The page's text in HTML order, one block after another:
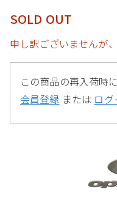
SOLD OUT
申し訳ございませんが
この商品の再入荷時
会員登録 または ログ